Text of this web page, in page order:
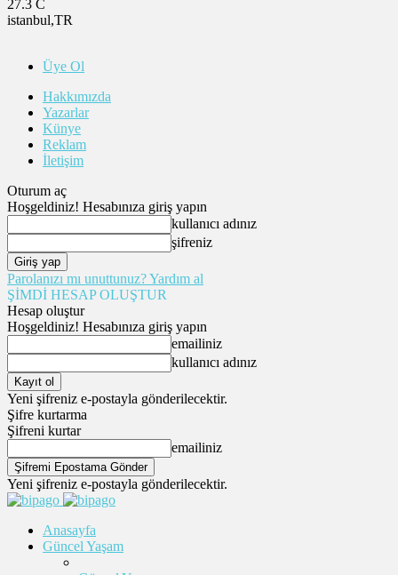
27.3 C
istanbul,TR
Üye Ol
Hakkımızda
Yazarlar
Künye
Reklam
İletişim
Oturum aç
Hoşgeldiniz! Hesabınıza giriş yapın
kullanıcı adınız
şifreniz
Parolanızı mı unuttunuz? Yardım al
ŞİMDİ HESAP OLUŞTUR
Hesap oluştur
Hoşgeldiniz! Hesabınıza giriş yapın
emailiniz
kullanıcı adınız
Yeni şifreniz e-postayla gönderilecektir.
Şifre kurtarma
Şifreni kurtar
emailiniz
Yeni şifreniz e-postayla gönderilecektir.
Anasayfa
Güncel Yaşam